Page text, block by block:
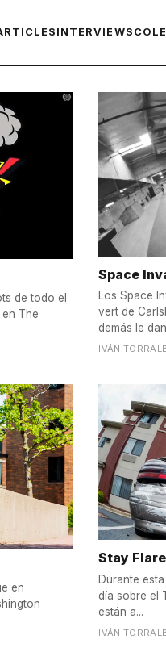
INTERVIEWS
de todo el
The
Space
Los Space
vert de
demás le
IVÁN
en
Stay
Durante
día sobre el
están a...
IVÁN